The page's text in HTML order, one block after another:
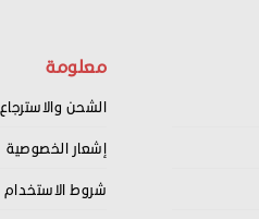
معلومة
الشحن والاسترجاع
إشعار الخصوصية
شروط الاستخدام